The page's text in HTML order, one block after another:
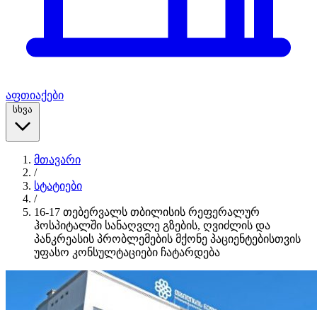
აფთიაქები
სხვა
მთავარი
/
სტატიები
/
16-17 თებერვალს თბილისის რეფერალურ
ჰოსპიტალში სანაღვლე გზების, ღვიძლის და
პანკრეასის პრობლემების მქონე პაციენტებისთვის
უფასო კონსულტაციები ჩატარდება